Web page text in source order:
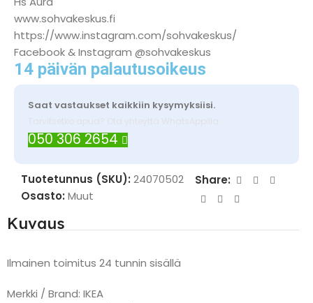
www.sohvakeskus.fi
https://www.instagram.com/sohvakeskus/
Facebook & Instagram @sohvakeskus
14 päivän palautusoikeus
Saat vastaukset kaikkiin kysymyksiisi.
Tarvitsetko apua? Ota yhteyttä WhatsAppilla
050 306 2654
Tuotetunnus (SKU): 24070502
Osasto: Muut
Share:
Kuvaus
Ilmainen toimitus 24 tunnin sisällä
Merkki / Brand: IKEA